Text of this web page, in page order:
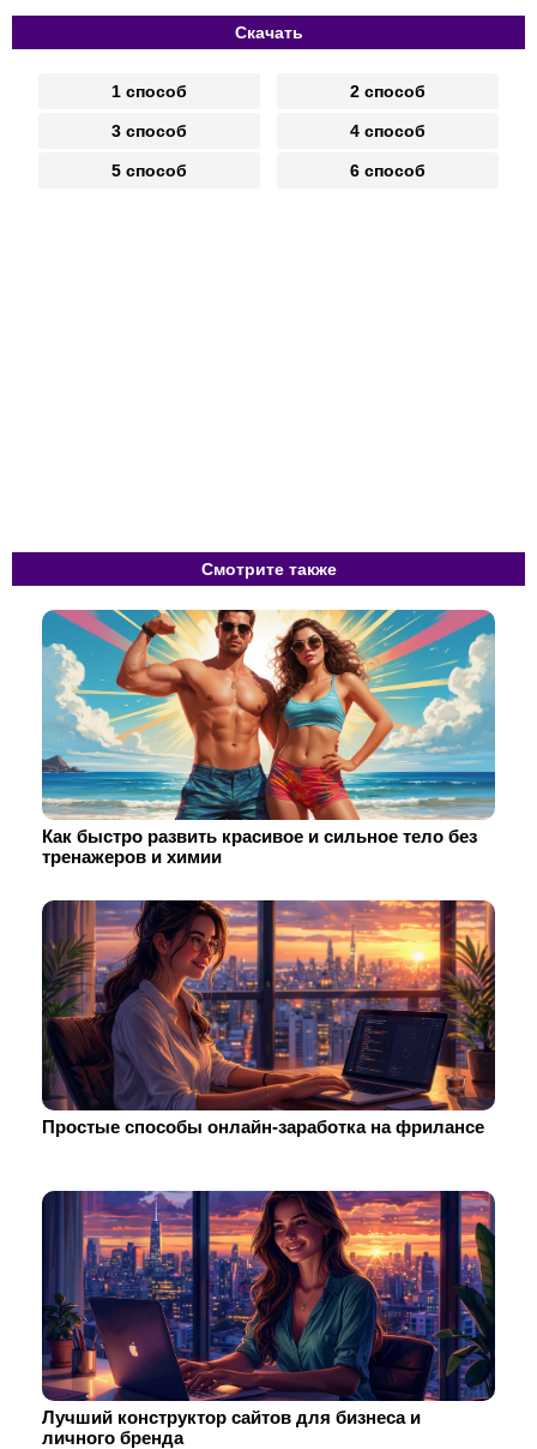
Скачать
1 способ 2 способ
3 способ 4 способ
5 способ 6 способ
Смотрите также
Как быстро развить красивое и сильное тело без
тренажеров и химии
Простые способы онлайн-заработка на фрилансе
Лучший конструктор сайтов для бизнеса и
личного бренда